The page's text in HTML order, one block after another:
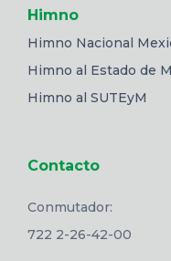
Himno
Himno Nacional
Himno al Estado de
Himno al SUTEyM
Contacto
Conmutador:
722 2-26-42-00